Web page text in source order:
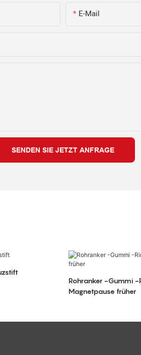
E-Mail
SENDEN SIE JETZT ANFRAGE
Rohranker -Gummi
Magnetpause früher